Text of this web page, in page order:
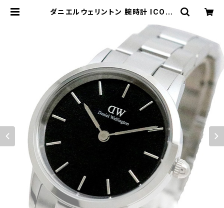
ダニエルウェリントン 腕時計 ICONI
ク シルバー | empirewatch